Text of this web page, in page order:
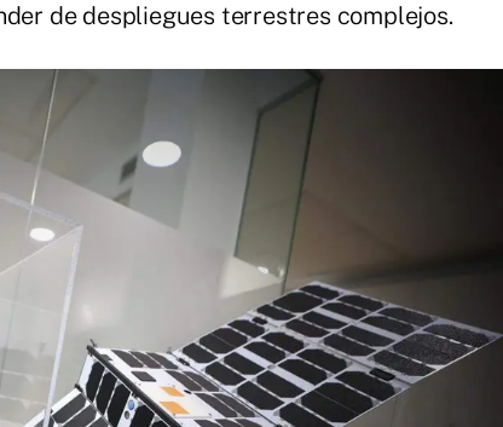
de despliegues terrestres complejos.